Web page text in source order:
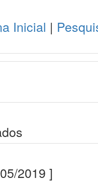
Inicial |
2019 ]